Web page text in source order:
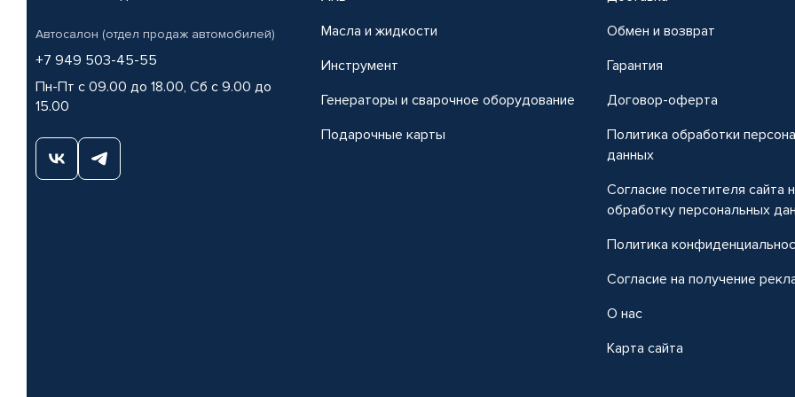
Автосалон (отдел продаж автомобилей)
+7 949 503-45-55
Пн-Пт с 09.00 до 18.00, Сб с 9.00 до
15.00
Масла и жидкости
Инструмент
Генераторы и сварочное оборудование
Подарочные карты
Обмен и возврат
Гарантия
Договор-оферта
Политика обработки
данных
Согласие посетителя сайта
обработку персональных
Политика
Согласие на получение
О нас
Карта сайта